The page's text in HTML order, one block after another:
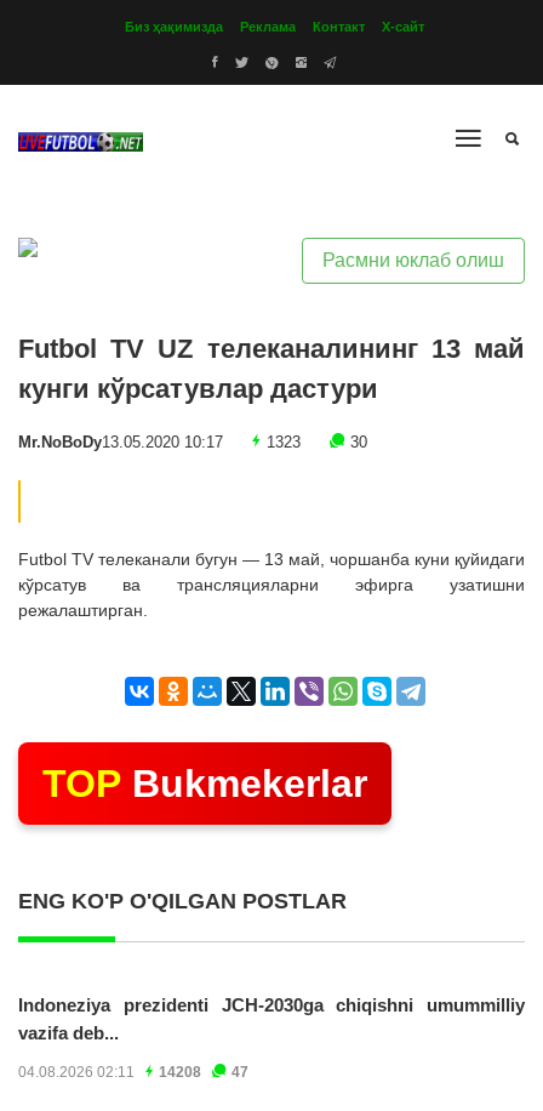
Биз ҳақимизда Реклама Контакт Х-сайт
Расмни юклаб олиш
Futbol TV UZ телеканалининг 13 май
кунги кўрсатувлар дастури
Mr.NoBoDy13.05.2020 10:17 1323 30
Futbol TV телеканали бугун — 13 май, чоршанба куни қуйидаги
кўрсатув ва трансляцияларни эфирга узатишни
режалаштирган.
TOP Bukmekerlar
ENG KO'P O'QILGAN POSTLAR
Indoneziya prezidenti JCH-2030ga chiqishni umummilliy
vazifa deb...
04.08.2026 02:11 14208 47